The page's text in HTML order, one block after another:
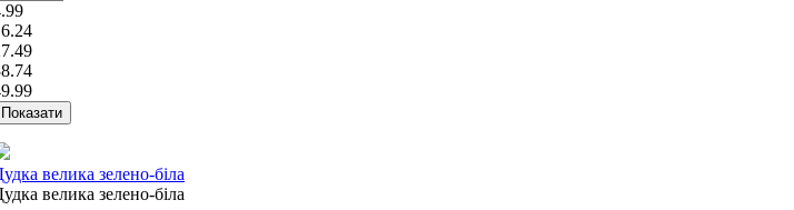
велика зелено-біла
велика зелено-біла